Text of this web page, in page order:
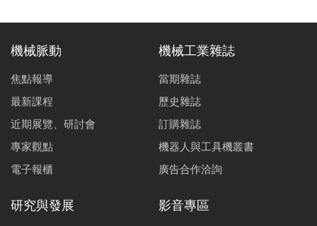
機械脈動
焦點報導
最新課程
近期展覽、研討會
專家觀點
電子報櫃
機械工業雜誌
當期雜誌
歷史雜誌
訂購雜誌
機器人與工具機叢書
廣告合作洽詢
研究與發展 影音專區